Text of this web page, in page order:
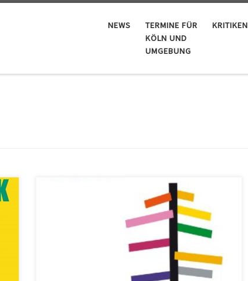
NEWS
TERMINE FÜR
KÖLN UND
UMGEBUNG
KRITIKEN
Matthias Schriefl Six, Alps & Jazz ACT 9670-2 Der Jazz
ist schon viele Fusionen eingegangen, und auch die
Verbindung mit alpenländischer Volksmusik ist nicht
neu. Man denke etwa an die Unterbiberger Hofmusik,
bei der Trompeter Matthias Schriefl schon oft
mitgewirkt hat. Und doch ist die vorliegende
Aufnahme mit ihrer Mischung […]